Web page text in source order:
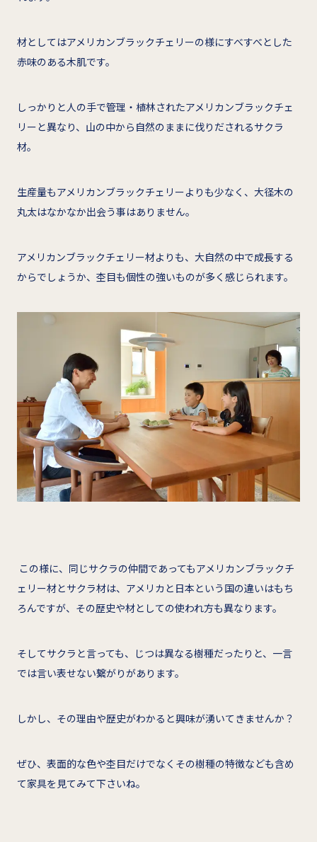
材としてはアメリカンブラックチェリーの様にすべすべとした
赤味のある木肌です。
しっかりと人の手で管理・植林されたアメリカンブラックチェ
リーと異なり、山の中から自然のままに伐りだされるサクラ
材。
生産量もアメリカンブラックチェリーよりも少なく、大径木の
丸太はなかなか出会う事はありません。
アメリカンブラックチェリー材よりも、大自然の中で成長する
からでしょうか、杢目も個性の強いものが多く感じられます。
この様に、同じサクラの仲間であってもアメリカンブラックチ
ェリー材とサクラ材は、アメリカと日本という国の違いはもち
ろんですが、その歴史や材としての使われ方も異なります。
そしてサクラと言っても、じつは異なる樹種だったりと、一言
では言い表せない繋がりがあります。
しかし、その理由や歴史がわかると興味が湧いてきませんか？
ぜひ、表面的な色や杢目だけでなくその樹種の特徴なども含め
て家具を見てみて下さいね。